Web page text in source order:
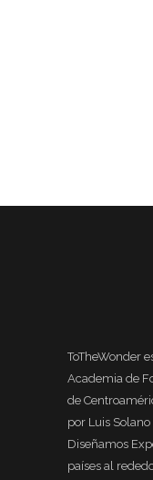
ToTheWonder
Academia de
de
por Luis Solano
Diseñamos
países al